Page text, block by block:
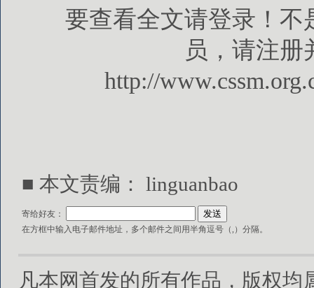
要查看全文请登录！不
员，请注册
http://
■ 本文责编： linguanbao
寄给好友：
在方框中输入电子邮件地址，多个邮件之间用半角逗号（,）分隔。
凡本网首发的所有作品，版权